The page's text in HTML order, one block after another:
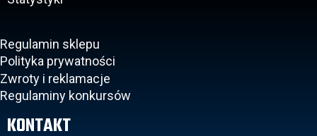
Regulamin sklepu
Polityka prywatności
Zwroty i reklamacje
Regulaminy konkursów
KONTAKT